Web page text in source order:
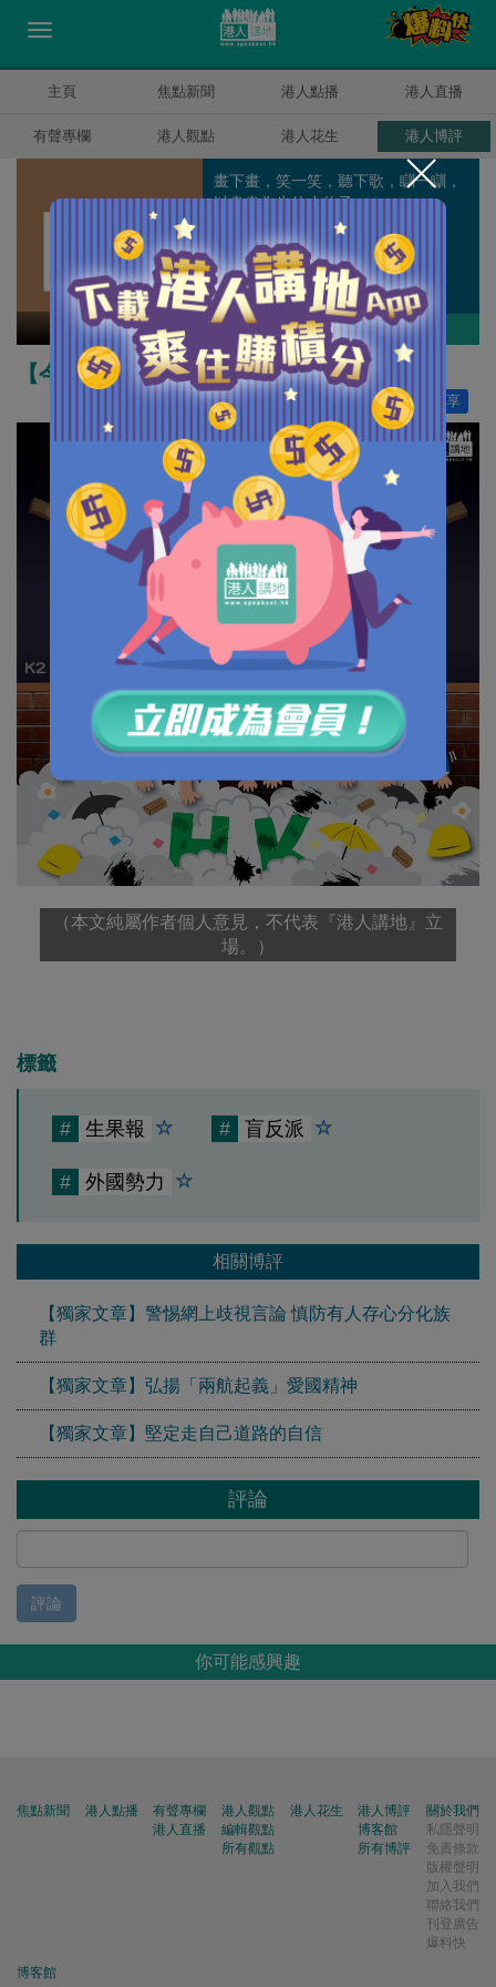
主頁 焦點新聞 港人點播 港人直播
有聲專欄 港人觀點 港人花生 港人博評
K2
畫下畫，笑一笑，聽下歌，瞓一瞓，
以畫畫為生的小伙子。
作者其他博評
【今日社漫】誰是真老闆？
分享
26
（本文純屬作者個人意見，不代表『港人講地』立
場。）
標籤
# 生果報 # 盲反派
# 外國勢力
相關博評
【獨家文章】警惕網上歧視言論 慎防有人存心分化族
群
【獨家文章】弘揚「兩航起義」愛國精神
【獨家文章】堅定走自己道路的自信
評論
評論
你可能感興趣
焦點新聞 港人點播
有聲專欄
港人直播
港人觀點
編輯觀點
所有觀點
港人花生
港人博評
博客館
所有博評
關於我們
私隱聲明
免責條款
版權聲明
加入我們
聯絡我們
刊登廣告
爆料快
博客館